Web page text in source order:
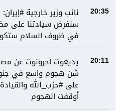
20:35
نائب وزير خارجية
سنفرض سيادتنا على
في ظروف السلام
20:11
يديعوت أحرونوت عن
شن هجوم واسع في
على #حزب_الله
أوقفت الهجوم